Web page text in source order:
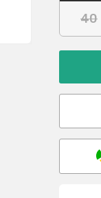
40